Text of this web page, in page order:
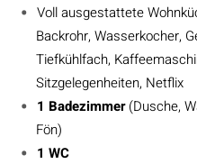
Voll ausgestattete
Backrohr, Wasserkocher,
Tiefkühlfach,
Sitzgelegenheiten, Netflix
1 Badezimmer(Dusche,
Fön)
1 WC